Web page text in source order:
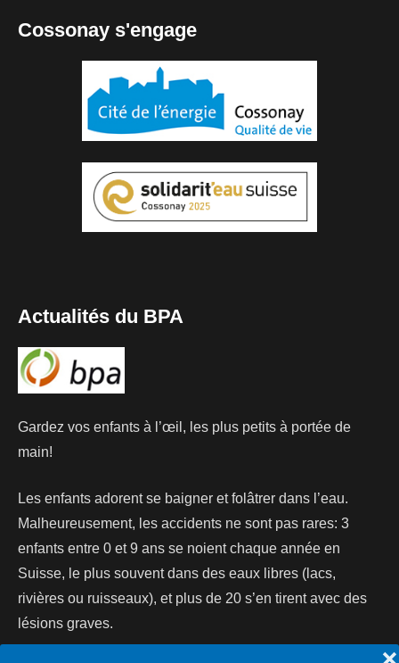
Cossonay s'engage
Actualités du BPA
Gardez vos enfants à l’œil, les plus petits à portée de
main!
Les enfants adorent se baigner et folâtrer dans l’eau.
Malheureusement, les accidents ne sont pas rares: 3
enfants entre 0 et 9 ans se noient chaque année en
Suisse, le plus souvent dans des eaux libres (lacs,
rivières ou ruisseaux), et plus de 20 s’en tirent avec des
lésions graves.